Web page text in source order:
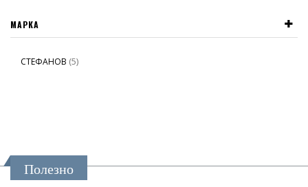
МАРКА
СТЕФАНОВ (5)
Полезно